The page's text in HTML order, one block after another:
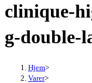
clinique-
g-double-
Hjem>
Varer>